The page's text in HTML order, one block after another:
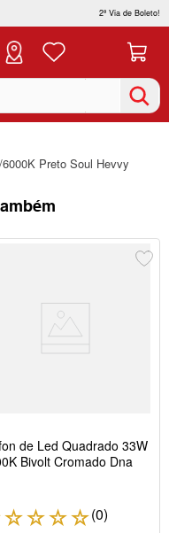
2ª Via de Boleto!
Preto Soul Hevvy
de Led Quadrado 33W
Bivolt Cromado Dna
☆☆☆☆(0)